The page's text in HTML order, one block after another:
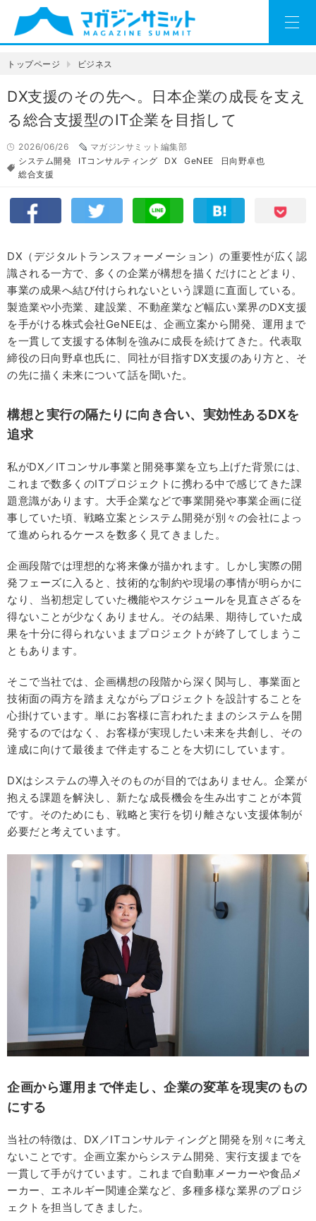
トップページ ビジネス
DX支援のその先へ。日本企業の成長を支え
る総合支援型のIT企業を目指して
2026/06/26
マガジンサミット編集部
システム開発
ITコンサルティング DX GeNEE
日向野卓也
総合支援
DX（デジタルトランスフォーメーション）の重要性が広く認
識される一方で、多くの企業が構想を描くだけにとどまり、
事業の成果へ結び付けられないという課題に直面している。
製造業や小売業、建設業、不動産業など幅広い業界のDX支援
を手がける株式会社GeNEEは、企画立案から開発、運用まで
を一貫して支援する体制を強みに成長を続けてきた。代表取
締役の日向野卓也氏に、同社が目指すDX支援のあり方と、そ
の先に描く未来について話を聞いた。
構想と実行の隔たりに向き合い、実効性あるDXを
追求
私がDX／ITコンサル事業と開発事業を立ち上げた背景には、
これまで数多くのITプロジェクトに携わる中で感じてきた課
題意識があります。大手企業などで事業開発や事業企画に従
事していた頃、戦略立案とシステム開発が別々の会社によっ
て進められるケースを数多く見てきました。
企画段階では理想的な将来像が描かれます。しかし実際の開
発フェーズに入ると、技術的な制約や現場の事情が明らかに
なり、当初想定していた機能やスケジュールを見直さざるを
得ないことが少なくありません。その結果、期待していた成
果を十分に得られないままプロジェクトが終了してしまうこ
ともあります。
そこで当社では、企画構想の段階から深く関与し、事業面と
技術面の両方を踏まえながらプロジェクトを設計することを
心掛けています。単にお客様に言われたままのシステムを開
発するのではなく、お客様が実現したい未来を共創し、その
達成に向けて最後まで伴走することを大切にしています。
DXはシステムの導入そのものが目的ではありません。企業が
抱える課題を解決し、新たな成長機会を生み出すことが本質
です。そのためにも、戦略と実行を切り離さない支援体制が
必要だと考えています。
企画から運用まで伴走し、企業の変革を現実のもの
にする
当社の特徴は、DX／ITコンサルティングと開発を別々に考え
ないことです。企画立案からシステム開発、実行支援までを
一貫して手がけています。これまで自動車メーカーや食品メ
ーカー、エネルギー関連企業など、多種多様な業界のプロジ
ェクトを担当してきました。